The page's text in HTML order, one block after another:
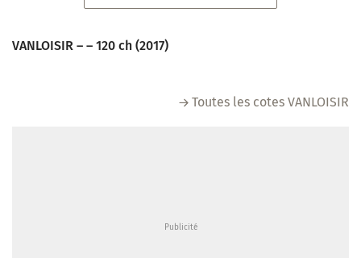
VANLOISIR – – 120 ch (2017)
Toutes les cotes VANLOISIR